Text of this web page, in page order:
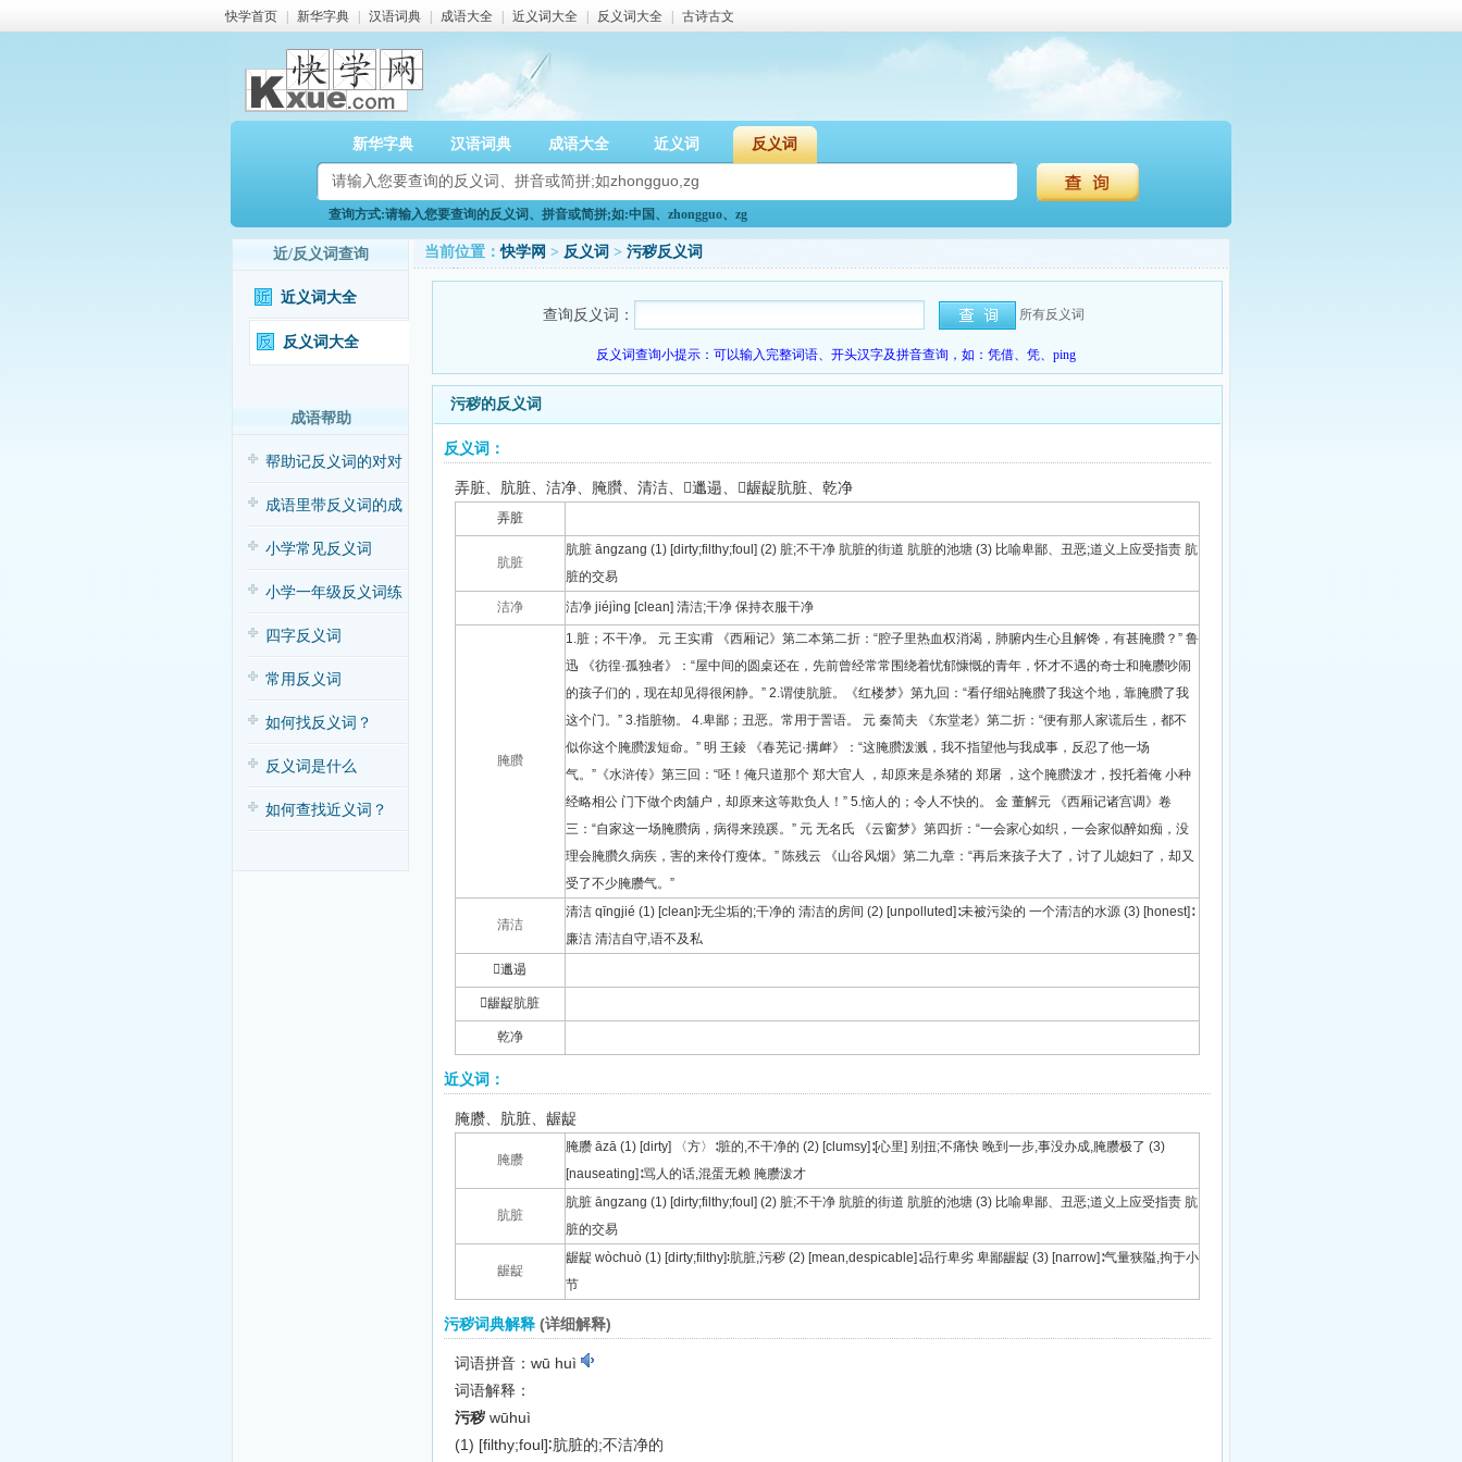
快学首页 新华字典 汉语词典 成语大全 近义词大全 反义词大全 古诗古文
新华字典 汉语词典 成语大全 近义词 反义词
查询方式:请输入您要查询的反义词、拼音或简拼;如:中国、zhongguo、zg
近/反义词查询
近义词大全
反义词大全
成语帮助
帮助记反义词的对对
子歌
成语里带反义词的成
语
小学常见反义词
小学一年级反义词练
习
四字反义词
常用反义词
如何找反义词？
反义词是什么
如何查找近义词？
当前位置：快学网 > 反义词 > 污秽反义词
查询反义词： 所有反义词
反义词查询小提示：可以输入完整词语、开头汉字及拼音查询，如：凭借、凭、ping
污秽的反义词
反义词：
弄脏、肮脏、洁净、腌臢、清洁、邋遢、龌龊肮脏、乾净
弄脏
肮脏
肮脏 āngzang (1) [dirty;filthy;foul] (2) 脏;不干净 肮脏的街道 肮脏的池塘 (3) 比喻卑鄙、丑恶;道义上应受指责 肮
脏的交易
洁净
洁净 jiéjìng [clean] 清洁;干净 保持衣服干净
腌臢
1.脏；不干净。 元 王实甫 《西厢记》第二本第二折：“腔子里热血权消渴，肺腑内生心且解馋，有甚腌臢？” 鲁
迅 《彷徨·孤独者》：“屋中间的圆桌还在，先前曾经常常围绕着忧郁慷慨的青年，怀才不遇的奇士和腌臜吵闹
的孩子们的，现在却见得很闲静。” 2.谓使肮脏。《红楼梦》第九回：“看仔细站腌臢了我这个地，靠腌臢了我
这个门。” 3.指脏物。 4.卑鄙；丑恶。常用于詈语。 元 秦简夫 《东堂老》第二折：“便有那人家谎后生，都不
似你这个腌臢泼短命。” 明 王錂 《春芜记·搆衅》：“这腌臢泼溅，我不指望他与我成事，反忍了他一场
气。”《水浒传》第三回：“呸！俺只道那个 郑大官人 ，却原来是杀猪的 郑屠 ，这个腌臢泼才，投托着俺 小种
经略相公 门下做个肉舖户，却原来这等欺负人！” 5.恼人的；令人不快的。 金 董解元 《西厢记诸宫调》卷
三：“自家这一场腌臢病，病得来蹺蹊。” 元 无名氏 《云窗梦》第四折：“一会家心如织，一会家似醉如痴，没
理会腌臢久病疾，害的来伶仃瘦体。” 陈残云 《山谷风烟》第二九章：“再后来孩子大了，讨了儿媳妇了，却又
受了不少腌臜气。”
清洁
清洁 qīngjié (1) [clean]∶无尘垢的;干净的 清洁的房间 (2) [unpolluted]∶未被污染的 一个清洁的水源 (3) [honest]∶
廉洁 清洁自守,语不及私
邋遢
龌龊肮脏
乾净
近义词：
腌臜、肮脏、龌龊
腌臜
腌臜 āzā (1) [dirty] 〈方〉∶脏的,不干净的 (2) [clumsy]∶[心里] 别扭;不痛快 晚到一步,事没办成,腌臜极了 (3)
[nauseating]∶骂人的话,混蛋无赖 腌臜泼才
肮脏
肮脏 āngzang (1) [dirty;filthy;foul] (2) 脏;不干净 肮脏的街道 肮脏的池塘 (3) 比喻卑鄙、丑恶;道义上应受指责 肮
脏的交易
龌龊
龌龊 wòchuò (1) [dirty;filthy]∶肮脏,污秽 (2) [mean,despicable]∶品行卑劣 卑鄙龌龊 (3) [narrow]∶气量狭隘,拘于小
节
污秽词典解释 (详细解释)
词语拼音：wū huì
词语解释：
污秽 wūhuì
(1) [filthy;foul]∶肮脏的;不洁净的